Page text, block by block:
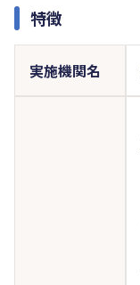
特徴
実施機関名